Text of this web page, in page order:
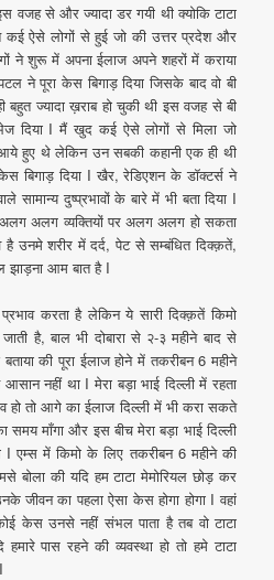
वजह से और ज्यादा डर गयी थी क्योकि टाटा
कई ऐसे लोगों से हुई जो की उत्तर प्रदेश और
ने शुरू में अपना ईलाज अपने शहरों में कराया
ने पूरा केस बिगाड़ दिया जिसके बाद वो बी
ज्यादा ख़राब हो चुकी थी इस वजह से बी
दिया I मैं खुद कई ऐसे लोगों से मिला जो
हुए थे लेकिन उन सबकी कहानी एक ही थी
बिगाड़ दिया I खैर, रेडिएशन के डॉक्टर्स ने
सामान्य दुष्प्रभावों के बारे में भी बता दिया I
अलग अलग व्यक्तियों पर अलग अलग हो सकता
है उनमे शरीर में दर्द, पेट से सम्बंधित दिक्क़तें,
झाड़ना आम बात है I
करता है लेकिन ये सारी दिक्क़तें किमो
है, बाल भी दोबारा से २-३ महीने बाद से
की पूरा ईलाज होने में तकरीबन 6 महीने
नहीं था I मेरा बड़ा भाई दिल्ली में रहता
हो तो आगे का ईलाज दिल्ली में भी करा सकते
समय माँगा और इस बीच मेरा बड़ा भाई दिल्ली
I एम्स में किमो के लिए तकरीबन 6 महीने की
बोला की यदि हम टाटा मेमोरियल छोड़ कर
जीवन का पहला ऐसा केस होगा होगा I वहां
केस उनसे नहीं संभल पाता है तब वो टाटा
पास रहने की व्यवस्था हो तो हमे टाटा